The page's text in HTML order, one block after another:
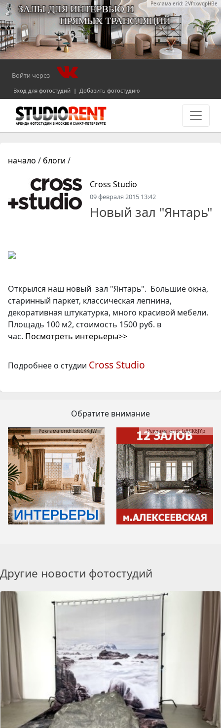
Реклама erid: 2VfnxwqpHBe
Войти через
Вход для фотостудий | Добавить фотостудию
начало / блоги /
Cross Studio
09 февраля 2015 13:42
Новый зал "Янтарь"
Открылся наш новый зал "Янтарь". Большие окна,
старинный паркет, классическая лепнина,
декоративная штукатурка, много красивой мебели.
Площадь 100 м2, стоимость 1500 руб. в
час. Посмотреть интерьеры>>
Подробнее о студии Cross Studio
Обратите внимание
Реклама erid: LdtCKKjJW Реклама erid: LdtCK6JYp
Другие новости фотостудий